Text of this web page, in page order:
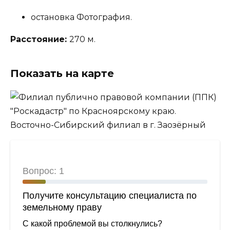
остановка Фотография.
Расстояние: 270 м.
Показать на карте